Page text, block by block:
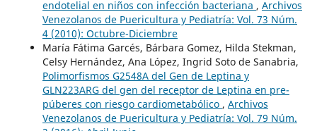
endotelial en niños con infección bacteriana , Archivos
Venezolanos de Puericultura y Pediatría: Vol. 73 Núm.
4 (2010): Octubre-Diciembre
María Fátima Garcés, Bárbara Gomez, Hilda Stekman,
Celsy Hernández, Ana López, Ingrid Soto de Sanabria,
Polimorfismos G2548A del Gen de Leptina y
GLN223ARG del gen del receptor de Leptina en pre-
púberes con riesgo cardiometabólico , Archivos
Venezolanos de Puericultura y Pediatría: Vol. 79 Núm.